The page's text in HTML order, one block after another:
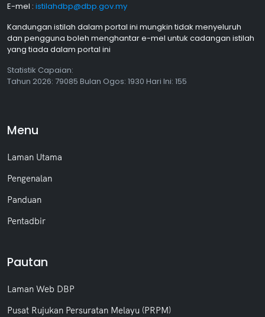
E-mel : istilahdbp@dbp.gov.my
Kandungan istilah dalam portal ini mungkin tidak menyeluruh
dan pengguna boleh menghantar e-mel untuk cadangan istilah
yang tiada dalam portal ini
Statistik Capaian:
Tahun 2026: 79085 Bulan Ogos: 1930 Hari Ini: 155
Menu
Laman Utama
Pengenalan
Panduan
Pentadbir
Pautan
Laman Web DBP
Pusat Rujukan Persuratan Melayu (PRPM)